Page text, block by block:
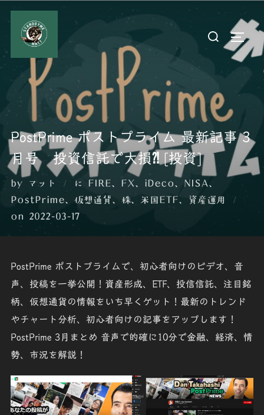
ン
ッ
検
サイ
PostPrime ポストプライム 最新記事 3
月号 投資信託で大損⁈ [投資]
by マット に FIRE FX iDeco NISA
PostPrime
仮想通貨 株 米国ETF
資産運用
on 投
2022-03-17
PostPrime ポストプライムで、初心者向けのビデオ、音
声、投稿を一挙公開！資産形成、ETF、投信信託、注目銘
柄、仮想通貨の情報をいち早くゲット！最新のトレンド
やチャート分析、初心者向けの記事をアップします！
PostPrime 3月まとめ 音声で的確に10分で金融、経済、情
勢、市況を解説！